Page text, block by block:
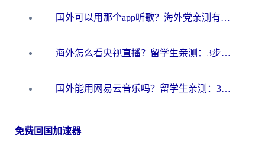
国外可以用那个app听歌？海外党亲测有效的回国加速方案，轻松听国内音乐听书
海外怎么看央视直播？留学生亲测：3步解决版权限制+追剧自由
国外能用网易云音乐吗？留学生亲测：3步解决海外听歌难题
免费回国加速器